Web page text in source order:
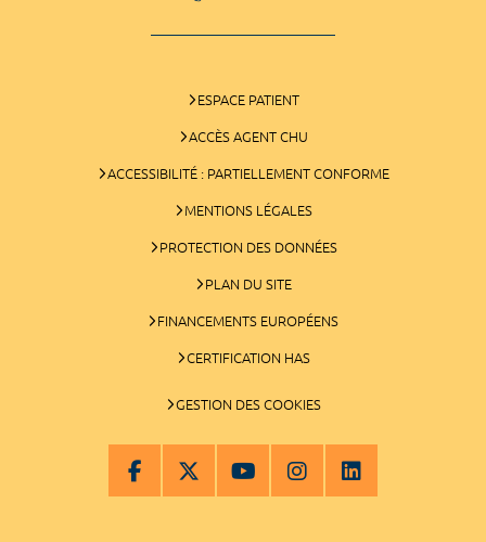
ESPACE PATIENT
ACCÈS AGENT CHU
ACCESSIBILITÉ : PARTIELLEMENT CONFORME
MENTIONS LÉGALES
PROTECTION DES DONNÉES
PLAN DU SITE
FINANCEMENTS EUROPÉENS
CERTIFICATION HAS
GESTION DES COOKIES